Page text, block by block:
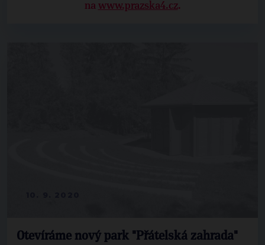
na www.prazska4.cz.
Otevíráme nový park "Přátelská zahrada"